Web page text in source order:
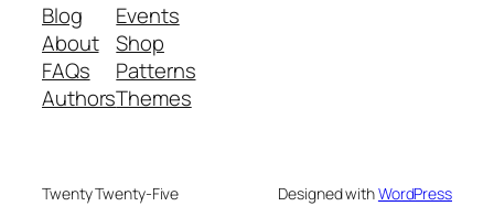
Blog
About
FAQs
Authors
Events
Shop
Patterns
Themes
Twenty Twenty-Five Designed withWordPress